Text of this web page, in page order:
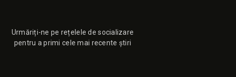
Urmăriți-ne pe rețelele de socializare
pentru a primi cele mai recente știri